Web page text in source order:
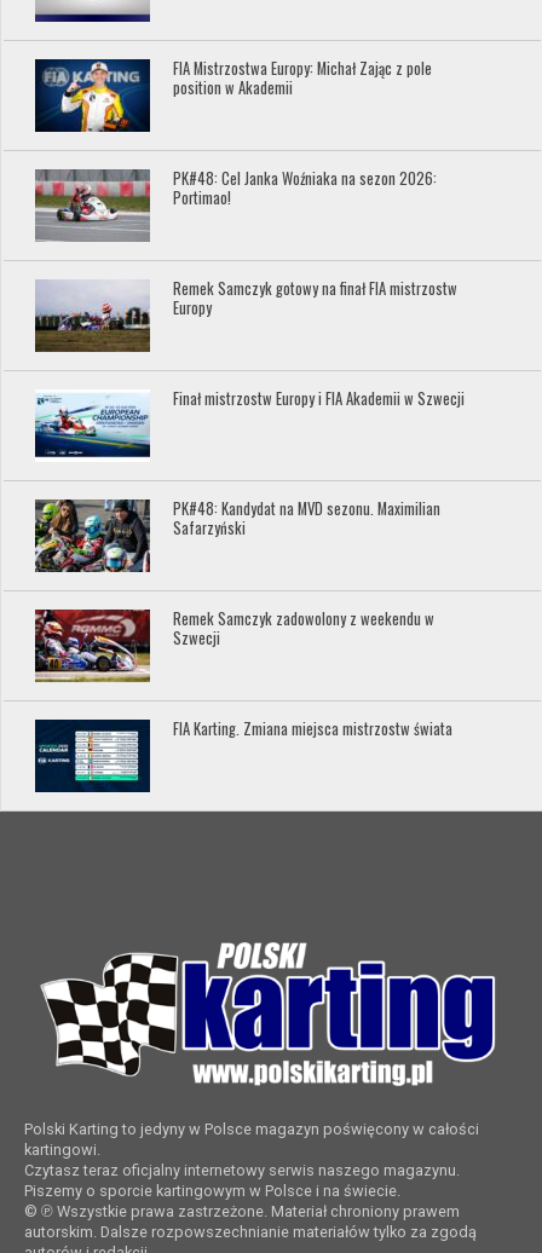
FIA Mistrzostwa Europy: Michał Zając z pole
position w Akademii
PK#48: Cel Janka Woźniaka na sezon 2026:
Portimao!
Remek Samczyk gotowy na finał FIA mistrzostw
Europy
Finał mistrzostw Europy i FIA Akademii w Szwecji
PK#48: Kandydat na MVD sezonu. Maximilian
Safarzyński
Remek Samczyk zadowolony z weekendu w
Szwecji
FIA Karting. Zmiana miejsca mistrzostw świata
Polski Karting to jedyny w Polsce magazyn poświęcony w całości
kartingowi.
Czytasz teraz oficjalny internetowy serwis naszego magazynu.
Piszemy o sporcie kartingowym w Polsce i na świecie.
© ℗ Wszystkie prawa zastrzeżone. Materiał chroniony prawem
autorskim. Dalsze rozpowszechnianie materiałów tylko za zgodą